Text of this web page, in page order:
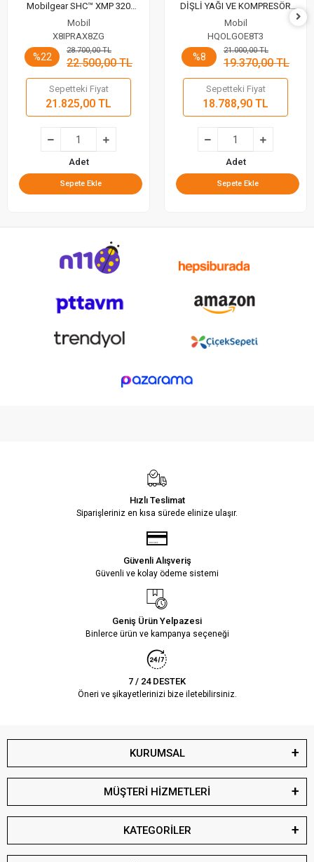
Mobilgear SHC™ XMP 320
sentetik rüzgar türbini dişli yağı
Mobil
X8IPRAX8ZG
%22
28.700,00 TL
22.500,00 TL
Sepetteki Fiyat
21.825,00 TL
Adet
Sepete Ekle
DİŞLİ YAĞI VE KOMPRESÖR
YAĞI TEMİZLEYİCİ KONSANTRE
SIVI
Mobil
HQOLGOE8T3
%8
21.000,00 TL
19.370,00 TL
Sepetteki Fiyat
18.788,90 TL
Adet
Sepete Ekle
Hızlı Teslimat
Siparişleriniz en kısa sürede elinize ulaşır.
Güvenli Alışveriş
Güvenli ve kolay ödeme sistemi
Geniş Ürün Yelpazesi
Binlerce ürün ve kampanya seçeneği
7 / 24 DESTEK
Öneri ve şikayetlerinizi bize iletebilirsiniz.
KURUMSAL
MÜŞTERİ HİZMETLERİ
KATEGORİLER